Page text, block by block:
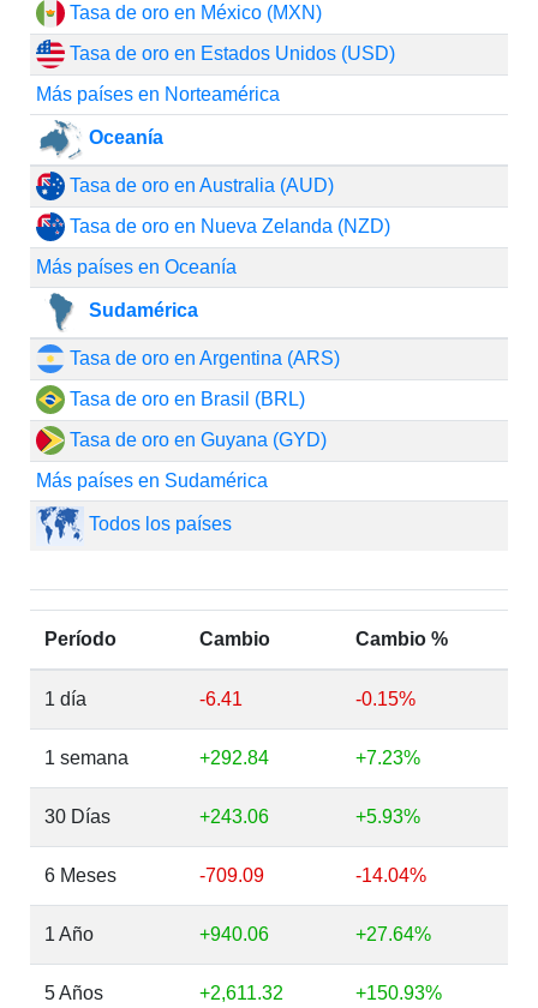
Tasa de oro en México (MXN)
Tasa de oro en Estados Unidos (USD)
Más países en Norteamérica
Oceanía
Tasa de oro en Australia (AUD)
Tasa de oro en Nueva Zelanda (NZD)
Más países en Oceanía
Sudamérica
Tasa de oro en Argentina (ARS)
Tasa de oro en Brasil (BRL)
Tasa de oro en Guyana (GYD)
Más países en Sudamérica
Todos los países
Período Cambio Cambio %
1 día -6.41 -0.15%
1 semana +292.84 +7.23%
30 Días +243.06 +5.93%
6 Meses -709.09 -14.04%
1 Año +940.06 +27.64%
5 Años +2,611.32 +150.93%